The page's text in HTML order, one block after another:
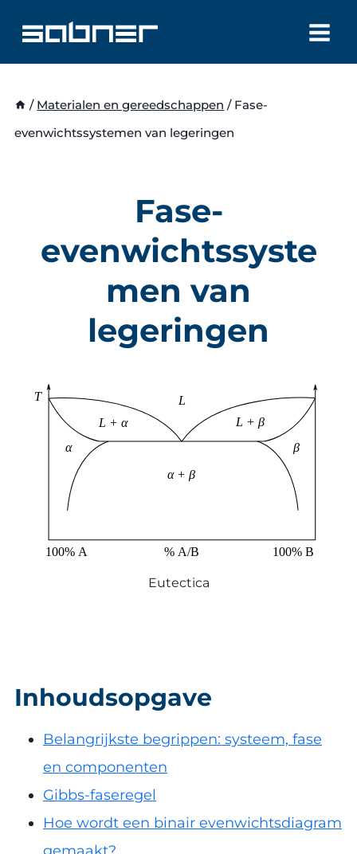
naar
inhoud
/ Materialen en gereedschappen / Fase-
evenwichtssystemen van legeringen
Fase-
evenwichtssyste
men van
legeringen
Eutectica
Inhoudsopgave
Belangrijkste begrippen: systeem, fase
en componenten
Gibbs-faseregel
Hoe wordt een binair evenwichtsdiagram